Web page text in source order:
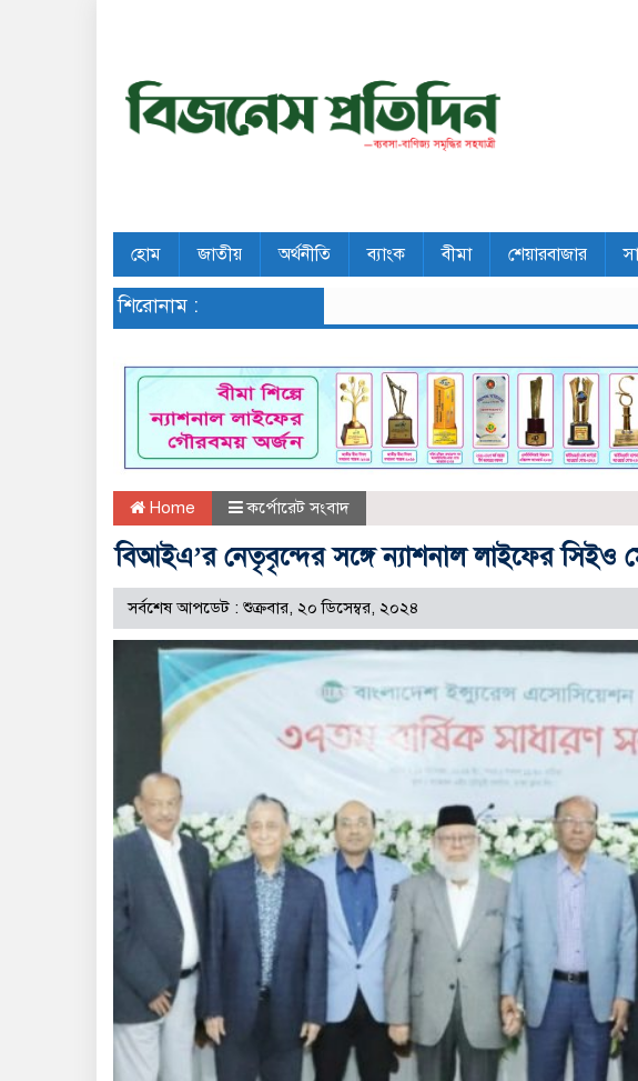
হোম জাতীয় অর্থনীতি ব্যাংক বীমা শেয়ারবাজার
শিরোনাম :
Home কর্পোরেট সংবাদ
বিআইএ’র নেতৃবৃন্দের সঙ্গে ন্যাশনাল লাইফের সিইও
সর্বশেষ আপডেট : শুক্রবার, ২০ ডিসেম্বর, ২০২৪